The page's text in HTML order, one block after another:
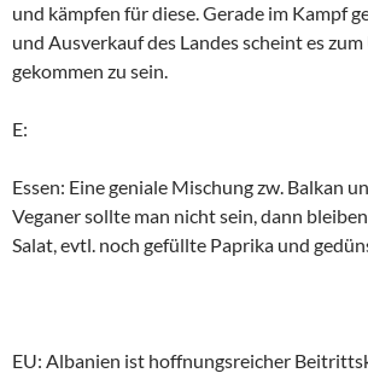
und kämpfen für diese. Gerade im Kampf
und Ausverkauf des Landes scheint es
gekommen zu sein.
E:
Essen: Eine geniale Mischung zw. Balkan
Veganer sollte man nicht sein, dann
Salat, evtl. noch gefüllte Paprika und
EU: Albanien ist hoffnungsreicher